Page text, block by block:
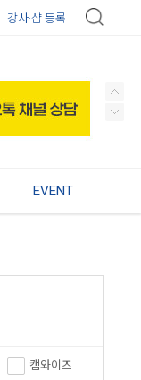
강사·샵 등록
EVENT
캠와이즈